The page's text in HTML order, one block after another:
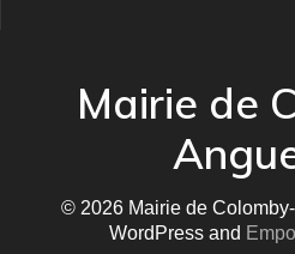
Mairie de
© 2026 Mairie de
WordPress and